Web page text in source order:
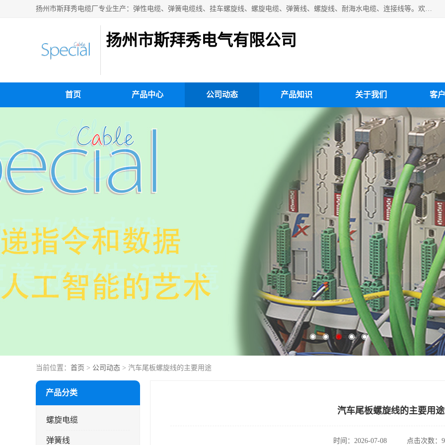
扬州市斯拜秀电缆厂专业生产：弹性电缆、弹簧电缆线、挂车螺旋线、螺旋电缆、弹簧线、螺旋线、耐海水电缆、连接线等。欢迎来电咨询！
扬州市斯拜秀电气有限公司
首页 产品中心 公司动态 产品知识 关于我们 客
当前位置： 首页 > 公司动态 > 汽车尾板螺旋线的主要用途
产品分类
螺旋电缆
弹簧线
汽车尾板螺旋线的主要用途
时间：2026-07-08 点击次数：